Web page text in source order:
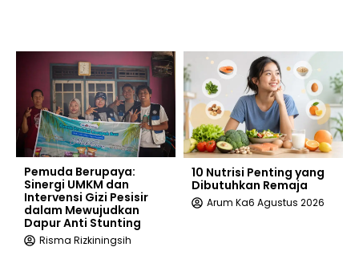
Pemuda Berupaya:
Sinergi UMKM dan
Intervensi Gizi Pesisir
dalam Mewujudkan
Dapur Anti Stunting
Risma Rizkiningsih
10 Nutrisi Penting yang
Dibutuhkan Remaja
Arum Ka6 Agustus 2026